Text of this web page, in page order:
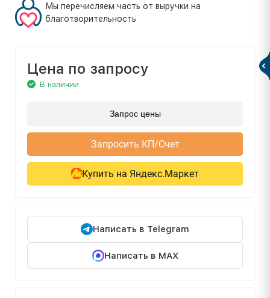
Мы перечисляем часть от выручки на
благотворительность
Цена по запросу
В наличии
Запрос цены
Запросить КП/Счет
Купить на Яндекс.Маркет
Написать в Telegram
Написать в MAX